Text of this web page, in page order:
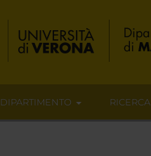
DIPARTIMENTO RICERCA